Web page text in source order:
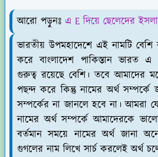
আরো পড়ুনঃ এ E দিয়ে ছেলেদের
ভারতীয় উপমহাদেশে এই নামটি
করে বাংলাদেশ পাকিস্তান ভারত
গুরুত্ব রয়েছে বেশি। তবে আমাদের
পছন্দ করে কিন্তু নামের অর্থ সম্পর্কে
সম্পর্কের না জানলে হবে না। আমরা
নামের অর্থ সম্পর্কে আমাদেরকে
বর্তমান সময়ে নামের অর্থ জানা
গুগলের নাম লিখে সার্চ করলেই অর্থ